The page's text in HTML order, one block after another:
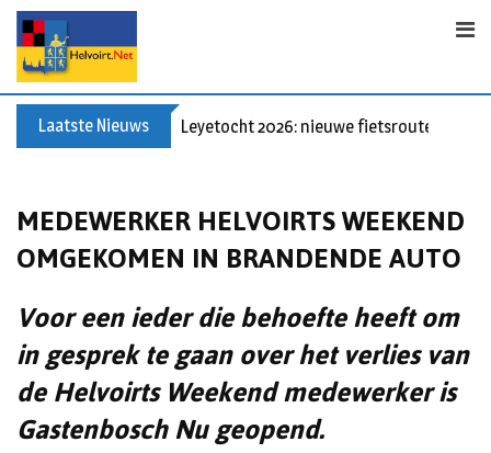
Skip
content
Laatste Nieuws Leyetocht 2026: nieuwe fietsroutes
MEDEWERKER HELVOIRTS WEEKEND
OMGEKOMEN IN BRANDENDE AUTO
Voor een ieder die behoefte heeft om
in gesprek te gaan over het verlies van
de Helvoirts Weekend medewerker is
Gastenbosch Nu geopend.